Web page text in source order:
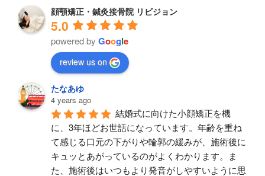
顔顎矯正・鍼灸接骨院 リビジョン
5.0
powered by Google
review us on
たなあゆ
4 years ago
結婚式に向けた小顔矯正を機
に、3年ほどお世話になっています。年齢を重ね
て感じる口元の下がりや輪郭の緩みが、施術後に
キュッとあがっているのがよくわかります。ま
た、施術後はいつもより発音がしやすいように思